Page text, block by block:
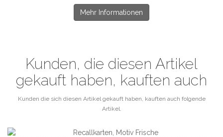
Mehr Informationen
Kunden, die diesen Artikel
gekauft haben, kauften auch
Kunden die sich diesen Artikel gekauft haben, kauften auch folgende
Artikel.